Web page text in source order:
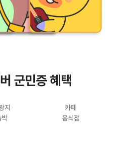
군민증 혜택
지
카페
박
음식점